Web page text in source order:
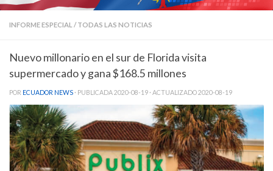
INFORME ESPECIAL / TODAS LAS NOTICIAS
Nuevo millonario en el sur de Florida visita
supermercado y gana $168.5 millones
POR ECUADOR NEWS · PUBLICADA2020-08-19 · ACTUALIZADO2020-08-19